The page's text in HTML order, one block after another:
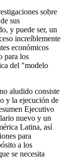
sobre
sus
y puede ser, un
increíblemente
económicos
para los
del "modelo
aludido consiste
y la ejecución de
Ejecutivo
nuevo y un
Latina, así
para
a los
se necesita